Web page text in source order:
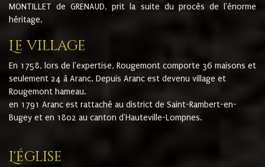
MONTILLET de GRENAUD, prit la suite du procès de l'énorme
héritage.
Le village
En 1758, lors de l'expertise, Rougemont comporte 36 maisons et
seulement 24 à Aranc. Depuis Aranc est devenu village et
Rougemont hameau.
en 1791 Aranc est rattaché au district de Saint-Rambert-en-
Bugey et en 1802 au canton d'Hauteville-Lompnes.
L'église